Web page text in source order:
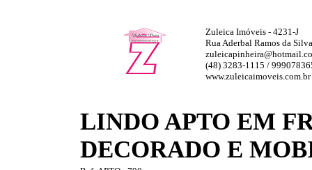
Zuleica Imóveis - 4231-J
Rua Aderbal Ramos da
(48) 3283-1115 /
www.zuleicaimoveis.com.br
LINDO APTO EM
DECORADO E